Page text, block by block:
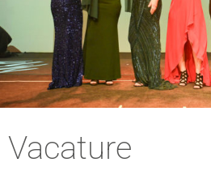
Vacature